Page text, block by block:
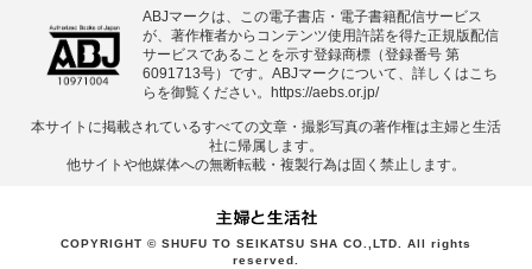
ABJマークは、この電子書店・電子書籍配信サービス
が、著作権者からコンテンツ使用許諾を得た正規版配信
サービスであることを示す登録商標（登録番号 第
6091713号）です。ABJマークについて、詳しくはこち
らを御覧ください。
https://aebs.or.jp/
本サイトに掲載されているすべての⽂章・撮影写真の著作権は主婦と⽣活
社に帰属します。
他サイトや他媒体への無断転載・複製⾏為は固く禁⽌します。
COPYRIGHT © SHUFU TO SEIKATSU SHA CO.,LTD. All rights
reserved.